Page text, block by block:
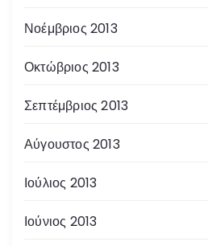
Νοέμβριος 2013
Οκτώβριος 2013
Σεπτέμβριος 2013
Αύγουστος 2013
Ιούλιος 2013
Ιούνιος 2013